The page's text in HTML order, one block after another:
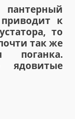
к
то
так же
поганка.
ядовитые